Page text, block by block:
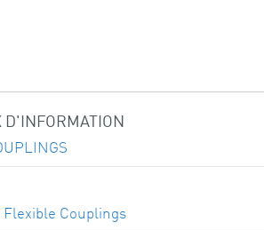
D'INFORMATION
Couplings